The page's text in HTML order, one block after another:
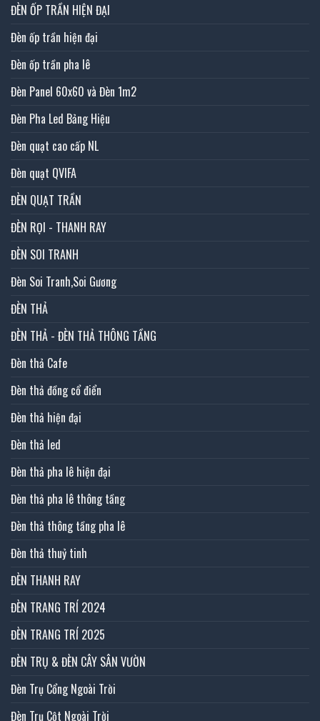
ĐÈN ỐP TRẦN HIỆN ĐẠI
Đèn ốp trần hiện đại
Đèn ốp trần pha lê
Đèn Panel 60x60 và Đèn 1m2
Đèn Pha Led Bảng Hiệu
Đèn quạt cao cấp NL
Đèn quạt QVIFA
ĐÈN QUẠT TRẦN
ĐÈN RỌI - THANH RAY
ĐÈN SOI TRANH
Đèn Soi Tranh,Soi Gương
ĐÈN THẢ
ĐÈN THẢ - ĐÈN THẢ THÔNG TẦNG
Đèn thả Cafe
Đèn thả đồng cổ điển
Đèn thả hiện đại
Đèn thả led
Đèn thả pha lê hiện đại
Đèn thả pha lê thông tầng
Đèn thả thông tầng pha lê
Đèn thả thuỷ tinh
ĐÈN THANH RAY
ĐÈN TRANG TRÍ 2024
ĐÈN TRANG TRÍ 2025
ĐÈN TRỤ & ĐÈN CÂY SÂN VƯỜN
Đèn Trụ Cổng Ngoài Trời
Đèn Trụ Cột Ngoài Trời